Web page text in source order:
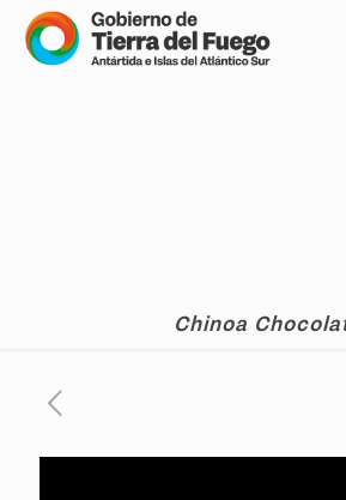
Chinoa